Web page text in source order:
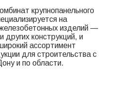
крупнопанельного
на
изделий —
других конструкций, и
ассортимент
для строительства с
и по области.